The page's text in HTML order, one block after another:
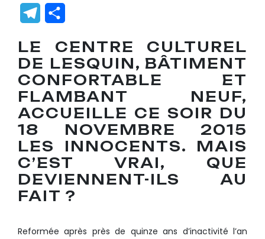
Link
Telegram
LE CENTRE CULTUREL
DE LESQUIN, BÂTIMENT
CONFORTABLE ET
FLAMBANT NEUF,
ACCUEILLE CE SOIR DU
18 NOVEMBRE 2015
LES INNOCENTS. MAIS
C’EST VRAI, QUE
DEVIENNENT-ILS AU
FAIT ?
Reformée après près de quinze ans d’inactivité l’an